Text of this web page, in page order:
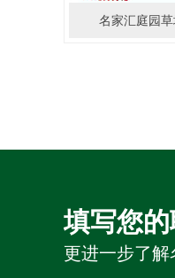
名家汇庭园
填写您
更进一步了解